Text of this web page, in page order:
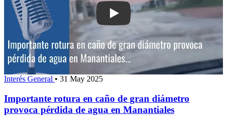
Play: Importante rotura en caño de
Interés General • 31 May 2025
Importante rotura en caño de gran diámetro
provoca pérdida de agua en Manantiales